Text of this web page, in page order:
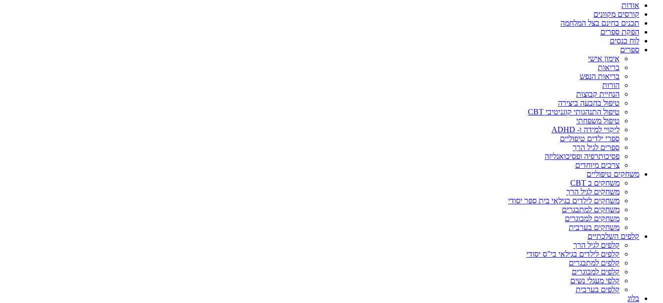
אודות
קורסים מקוונים
תכנים בחינם בצל המלחמה
הפקת ספרים
לוח כנסים
ספרים
אימון אישי
בריאות
בריאות הנפש
הורות
הנחיית קבוצות
טיפול בהבעה ביצירה
טיפול התנהגותי קוגניטיבי CBT
טיפול משפחתי
ליקויי למידה ו- ADHD
ספרי ילדים טיפוליים
ספרים לגיל הרך
פסיכותרפיה ופסיכואנליזה
צרכים מיוחדים
משחקים טיפוליים
משחקים ב CBT
משחקים לגיל הרך
משחקים לילדים בגילאי בית ספר יסודי
משחקים למתבגרים
משחקים למבוגרים
משחקים בערבית
קלפים השלכתיים
קלפים לגיל הרך
קלפים לילדים בגילאי בי”ס יסודי
קלפים למתבגרים
קלפים למבוגרים
קלפי מעגלי נשים
קלפים בערבית
בלוג